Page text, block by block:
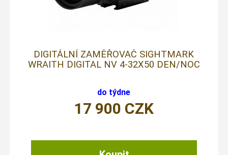
DIGITÁLNÍ ZAMĚŘOVAČ SIGHTMARK
WRAITH DIGITAL NV 4-32X50 DEN/NOC
do týdne
17 900 CZK